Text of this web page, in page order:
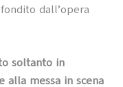
dall’opera
soltanto in
alla messa in scena